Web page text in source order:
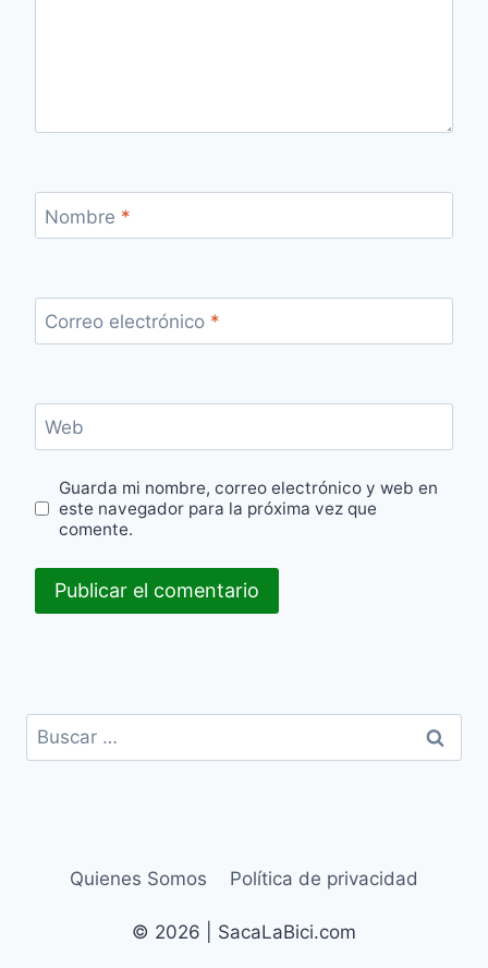
Nombre *
Correo electrónico *
Web
Guarda mi nombre, correo electrónico y web en
este navegador para la próxima vez que
comente.
Buscar:
Quienes Somos Política de privacidad
© 2026 | SacaLaBici.com